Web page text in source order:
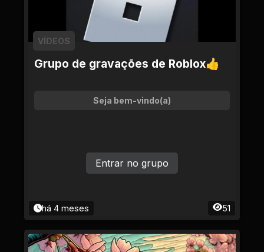
Grupo de gravações de Roblox👍
VÍDEOS
Seja bem-vindo(a)
há 4 meses 51
Entrar no grupo